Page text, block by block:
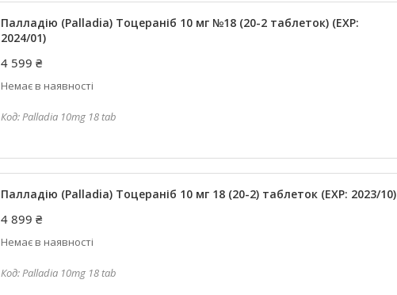
Палладію (Palladia) Тоцераніб 10 мг №18 (20-2 таблеток) (EXP:
2024/01)
4 599 ₴
Немає в наявності
Palladia 10mg 18 tab
Палладію (Palladia) Тоцераніб 10 мг 18 (20-2) таблеток (EXP: 2023/10)
4 899 ₴
Немає в наявності
Palladia 10mg 18 tab